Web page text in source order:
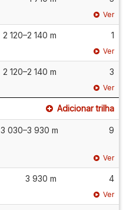
Ver
2 120–2 140 m 1
Ver
2 120–2 140 m 3
Ver
Adicionar trilha
3 030–3 930 m 9
Ver
3 930 m 4
Ver